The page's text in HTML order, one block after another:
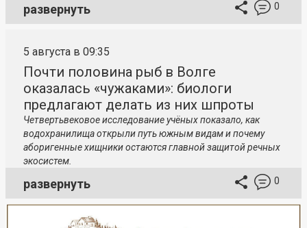
развернуть 0
5 августа в 09:35
Почти половина рыб в Волге
оказалась «чужаками»: биологи
предлагают делать из них шпроты
Четвертьвековое исследование учёных показало, как
водохранилища открыли путь южным видам и почему
аборигенные хищники остаются главной защитой речных
экосистем.
развернуть 0